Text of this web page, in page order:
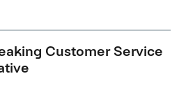
Customer Service